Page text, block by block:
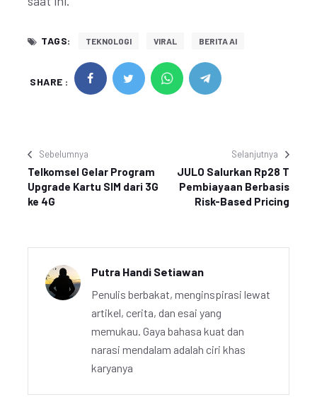
TAGS: TEKNOLOGI VIRAL BERITA AI
SHARE :
Sebelumnya
Telkomsel Gelar Program
Upgrade Kartu SIM dari 3G
ke 4G
Selanjutnya
JULO Salurkan Rp28 T
Pembiayaan Berbasis
Risk-Based Pricing
Putra Handi Setiawan
Penulis berbakat, menginspirasi lewat
artikel, cerita, dan esai yang
memukau. Gaya bahasa kuat dan
narasi mendalam adalah ciri khas
karyanya